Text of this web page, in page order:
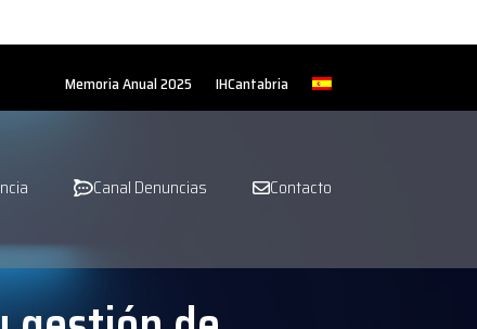
Memoria Anual 2025 IHCantabria
Canal Denuncias Contacto